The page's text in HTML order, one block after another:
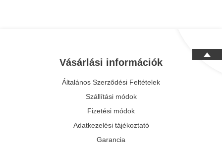
Vásárlási információk
Általános Szerződési Feltételek
Szállítási módok
Fizetési módok
Adatkezelési tájékoztató
Garancia